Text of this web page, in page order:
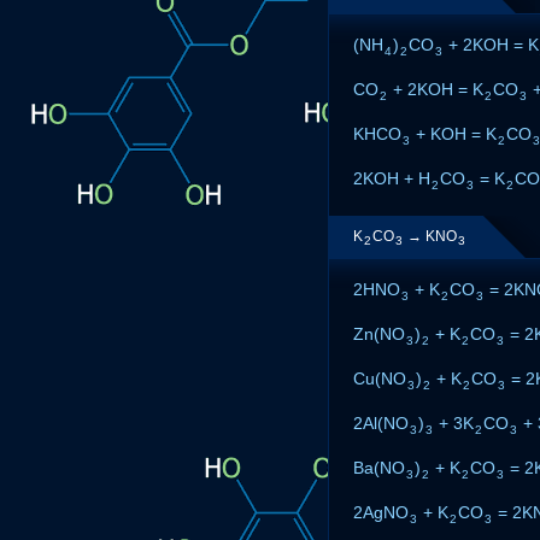
(NH4)2CO3 + 2KOH = K
CO2 + 2KOH = K2CO3
KHCO3 + KOH = K2CO3
2KOH + H2CO3 = K2CO
K2CO3 → KNO3
2HNO3 + K2CO3 =
Zn(NO3)2 + K2CO3 =
Cu(NO3)2 + K2CO3 =
2Al(NO3)3 + 3K2CO3 +
Ba(NO3)2 + K2CO3 =
2AgNO3 + K2CO3 =